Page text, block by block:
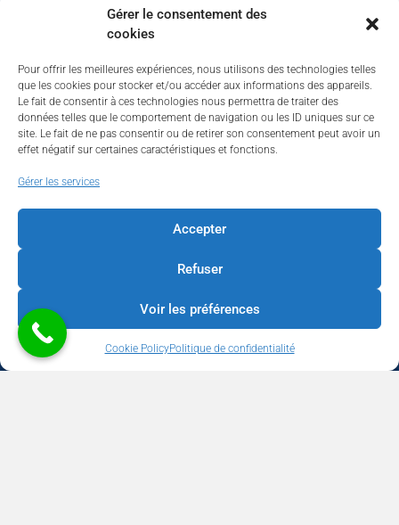
Gérer le consentement des
cookies
Pour offrir les meilleures expériences, nous utilisons des technologies telles
que les cookies pour stocker et/ou accéder aux informations des appareils.
Le fait de consentir à ces technologies nous permettra de traiter des
données telles que le comportement de navigation ou les ID uniques sur ce
site. Le fait de ne pas consentir ou de retirer son consentement peut avoir un
effet négatif sur certaines caractéristiques et fonctions.
Gérer les services
Accepter
Refuser
Voir les préférences
Cookie PolicyPolitique de confidentialité
LES BÂTISSEURS DE LIÈGE
Par le Walhardent